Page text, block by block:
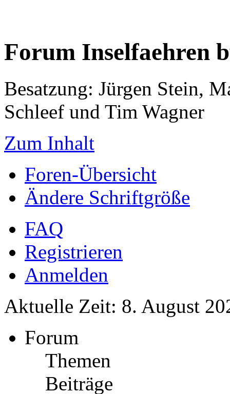
Forum Inselfaehren
Besatzung: Jürgen Stein,
Schleef und Tim Wagner
Zum Inhalt
Foren-Übersicht
Ändere Schriftgröße
FAQ
Registrieren
Anmelden
Aktuelle Zeit: 8. August
Forum
Themen
Beiträge